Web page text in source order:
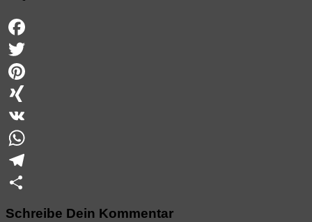
Facebook
Twitter
Pinterest
XING
VK
WhatsApp
Telegram
Schreibe Dein Kommentar